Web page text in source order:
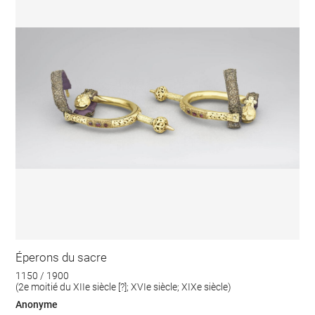
Éperons du sacre
1150 / 1900
(2e moitié du XIIe siècle [?]; XVIe siècle; XIXe siècle)
Anonyme